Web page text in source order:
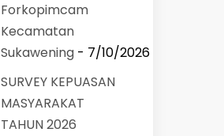
Forkopimcam
Kecamatan
Sukawening- 7/10/2026
SURVEY KEPUASAN
MASYARAKAT
TAHUN 2026